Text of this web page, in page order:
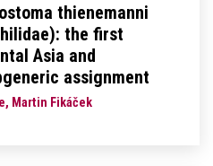
thienemanni
the first
Asia and
assignment
Martin Fikáček